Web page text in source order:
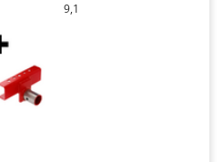
9,1